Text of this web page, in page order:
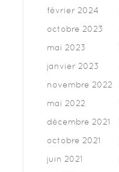
février 2024
octobre 2023
mai 2023
janvier 2023
novembre 2022
mai 2022
décembre 2021
octobre 2021
juin 2021